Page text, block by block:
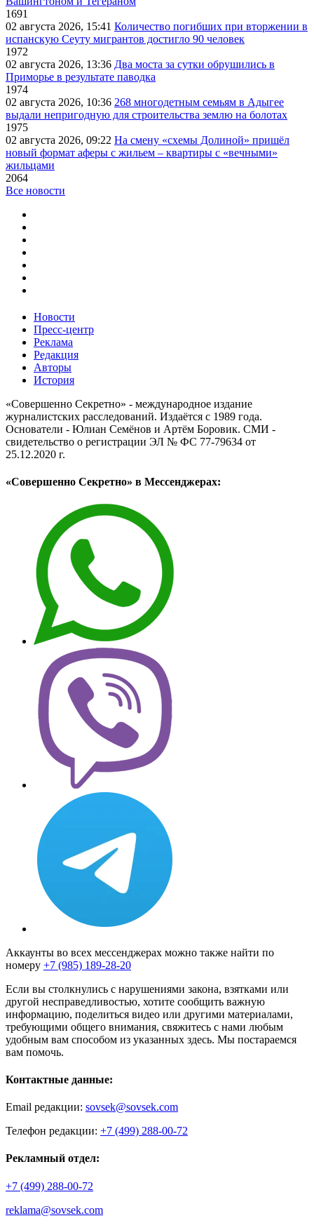
1691
02 августа 2026, 15:41 Количество погибших при вторжении в
испанскую Сеуту мигрантов достигло 90 человек
1972
02 августа 2026, 13:36 Два моста за сутки обрушились в
Приморье в результате паводка
1974
02 августа 2026, 10:36 268 многодетным семьям в Адыгее
выдали непригодную для строительства землю на болотах
1975
02 августа 2026, 09:22 На смену «схемы Долиной» пришёл
новый формат аферы с жильем – квартиры с «вечными»
жильцами
2064
Все новости
Новости
Пресс-центр
Реклама
Редакция
Авторы
История
«Совершенно Секретно» - международное издание
журналистских расследований. Издаётся с 1989 года.
Основатели - Юлиан Семёнов и Артём Боровик. CМИ -
свидетельство о регистрации ЭЛ № ФС 77-79634 от
25.12.2020 г.
«Совершенно Секретно» в Мессенджерах:
Аккаунты во всех мессенджерах можно также найти по
номеру +7 (985) 189-28-20
Если вы столкнулись с нарушениями закона, взятками или
другой несправедливостью, хотите сообщить важную
информацию, поделиться видео или другими материалами,
требующими общего внимания, свяжитесь с нами любым
удобным вам способом из указанных здесь. Мы постараемся
вам помочь.
Контактные данные:
Email редакции: sovsek@sovsek.com
Телефон редакции: +7 (499) 288-00-72
Рекламный отдел:
+7 (499) 288-00-72
reklama@sovsek.com